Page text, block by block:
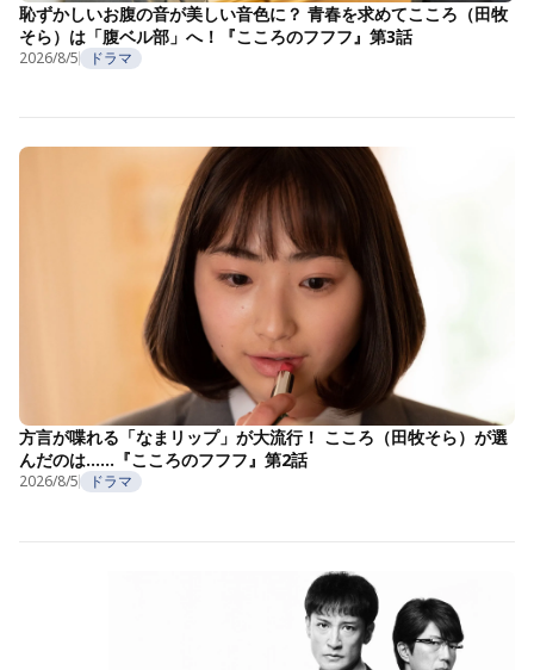
恥ずかしいお腹の音が美しい音色に？ 青春を求めてこころ（田牧
そら）は「腹ベル部」へ！『こころのフフフ』第3話
2026/8/5 ドラマ
方言が喋れる「なまリップ」が大流行！ こころ（田牧そら）が選
んだのは……『こころのフフフ』第2話
2026/8/5 ドラマ